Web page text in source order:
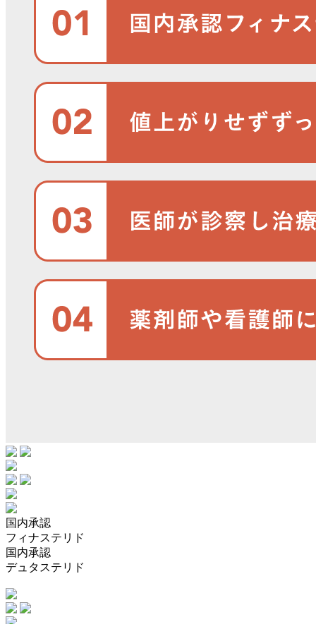
国内承認
フィナステリド
国内承認
デュタステリド